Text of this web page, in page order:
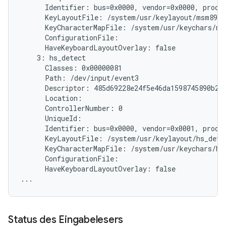
Identifier: bus=0x0000, vendor=0x0000,
KeyLayoutFile: /system/usr/keylayout/
KeyCharacterMapFile: /system/usr/keychars/
      ConfigurationFile:
      HaveKeyboardLayoutOverlay: false
    3: hs_detect
      Classes: 0x00000081
      Path: /dev/input/event3
Descriptor:
      Location:
      ControllerNumber: 0
      UniqueId:
Identifier: bus=0x0000, vendor=0x0001,
KeyLayoutFile: /system/usr/keylayout/
KeyCharacterMapFile: /system/usr/keychars/
      ConfigurationFile:
      HaveKeyboardLayoutOverlay: false
Status des Eingabelesers